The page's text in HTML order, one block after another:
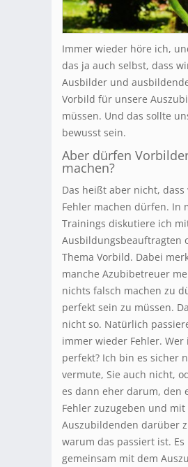
Immer wieder höre ich,
das ja auch selbst, dass
Ausbilder und
Vorbild für unsere
müssen. Und das sollte
bewusst sein.
Aber dürfen
machen?
Das heißt aber nicht, dass
Fehler machen dürfen. In
Trainings diskutiere ich
Ausbildungsbeauftragten
Thema Vorbild. Dabei
manche Azubibetreuer
nichts falsch machen zu
perfekt sein zu müssen.
nicht so. Natürlich
immer wieder Fehler. Wer
perfekt? Ich bin es sicher
vermute, Sie auch nicht,
es dann eher darum, den
Fehler zuzugeben und mit
Auszubildenden darüber
warum das passiert ist.
gemeinsam mit dem